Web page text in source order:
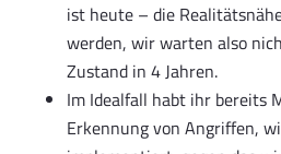
ist heute – die
werden, wir warten also
Zustand in 4 Jahren.
Im Idealfall habt ihr bereits
Erkennung von Angriffen,